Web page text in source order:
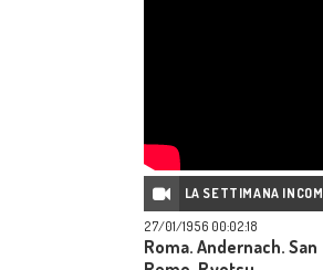
LA SETTIMANA INCOM
27/01/1956 00:02:18
Roma. Andernach. San